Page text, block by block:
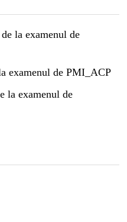
la examenul de
examenul de PMI_ACP
la examenul de